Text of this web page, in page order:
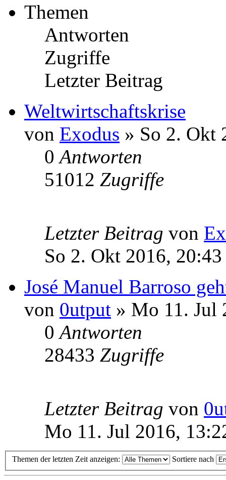
Themen
Antworten
Zugriffe
Letzter Beitrag
Weltwirtschaftskrise
von Exodus » So 2. Okt
0Antworten
51012 Zugriffe
Letzter Beitrag von
So 2. Okt 2016, 20:43
José Manuel Barroso
von 0utput » Mo 11. Jul
0Antworten
28433 Zugriffe
Letzter Beitrag von
Mo 11. Jul 2016,
Themen der letzten Zeit anzeigen: Sortiere nach